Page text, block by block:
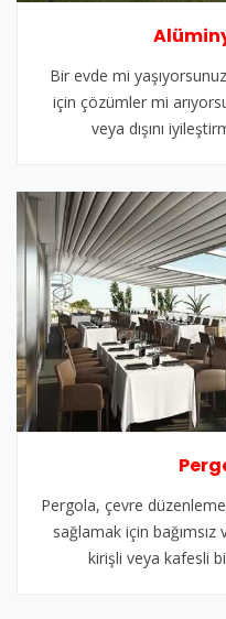
Bir evde mi
için çözümler mi
veya dışını
Pergola, çevre
sağlamak için
kirişli veya kafesli